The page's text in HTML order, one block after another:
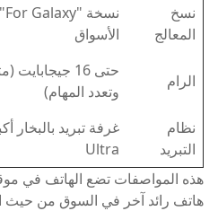
نسخ
المعالج
الأسواق
الرام
حتى 16
وتعدد المهام)
نظام
التبريد
Ultra
هذه المواصفات تضع الهاتف في
هاتف رائد آخر في السوق من حيث